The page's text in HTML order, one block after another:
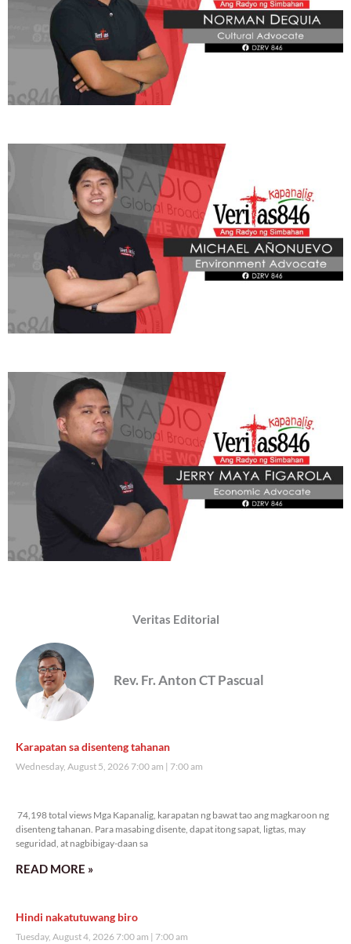
Veritas Editorial
Rev. Fr. Anton CT Pascual
Karapatan sa disenteng tahanan
Wednesday, August 5, 2026 7:00 am 7:00 am
74,198 total views Mga Kapanalig, karapatan ng bawat tao ang magkaroon ng
disenteng tahanan. Para masabing disente, dapat itong sapat, ligtas, may
seguridad, at nagbibigay-daan sa
READ MORE »
Hindi nakatutuwang biro
Tuesday, August 4, 2026 7:00 am 7:00 am